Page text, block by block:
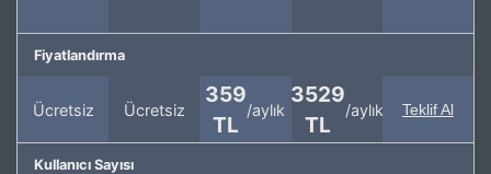
Fiyatlandırma
Ücretsiz Ücretsiz
359
TL
/aylık
3529
TL
/aylık Teklif Al
Kullanıcı Sayısı